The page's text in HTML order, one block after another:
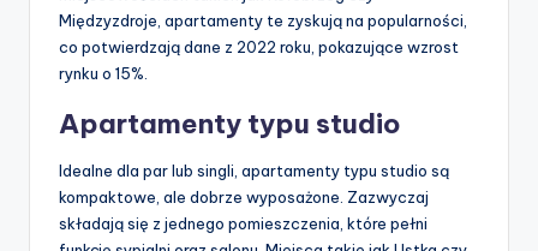
Międzyzdroje, apartamenty te zyskują na popularności,
co potwierdzają dane z 2022 roku, pokazujące wzrost
rynku o 15%.
Apartamenty typu studio
Idealne dla par lub singli, apartamenty typu studio są
kompaktowe, ale dobrze wyposażone. Zazwyczaj
składają się z jednego pomieszczenia, które pełni